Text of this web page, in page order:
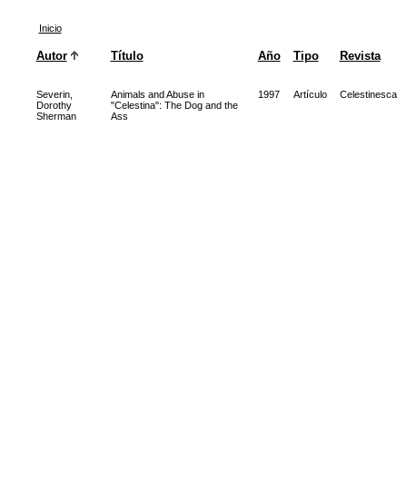
Inicio
Autor Título Año Tipo Revista
Severin,
Dorothy
Sherman
Animals and Abuse in
"Celestina": The Dog and the
Ass
1997 Artículo Celestinesca